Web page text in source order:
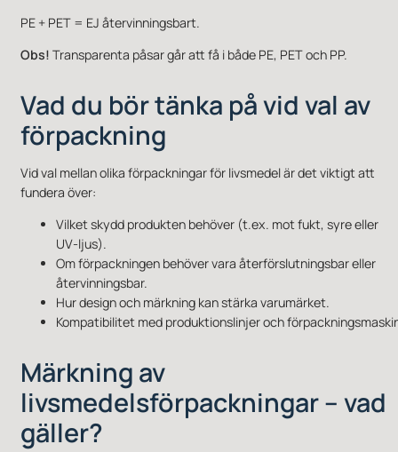
PE + PET = EJ återvinningsbart.
Obs! Transparenta påsar går att få i både PE, PET och PP.
Vad du bör tänka på vid val av
förpackning
Vid val mellan olika förpackningar för livsmedel är det viktigt att
fundera över:
Vilket skydd produkten behöver (t.ex. mot fukt, syre eller
UV‑ljus).
Om förpackningen behöver vara återförslutningsbar eller
återvinningsbar.
Hur design och märkning kan stärka varumärket.
Kompatibilitet med produktionslinjer och
Märkning av
livsmedelsförpackningar – vad
gäller?